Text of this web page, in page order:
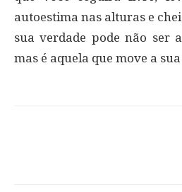
autoestima nas alturas e
sua verdade pode não ser
mas é aquela que move a